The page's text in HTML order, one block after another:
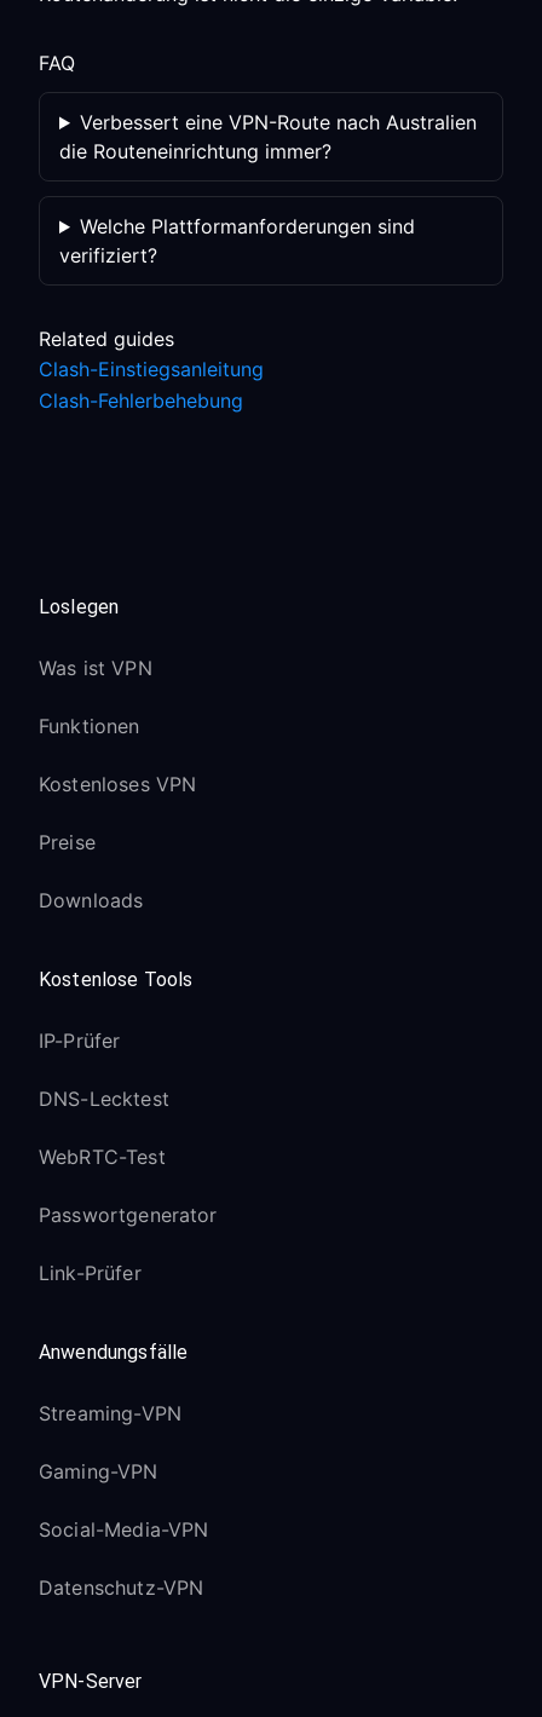
FAQ
Verbessert eine VPN-Route nach Australien
die Routeneinrichtung immer?
Welche Plattformanforderungen sind
verifiziert?
Related guides
Clash-Einstiegsanleitung
Clash-Fehlerbehebung
Loslegen
Was ist VPN
Funktionen
Kostenloses VPN
Preise
Downloads
Kostenlose Tools
IP-Prüfer
DNS-Lecktest
WebRTC-Test
Passwortgenerator
Link-Prüfer
Anwendungsfälle
Streaming-VPN
Gaming-VPN
Social-Media-VPN
Datenschutz-VPN
VPN-Server